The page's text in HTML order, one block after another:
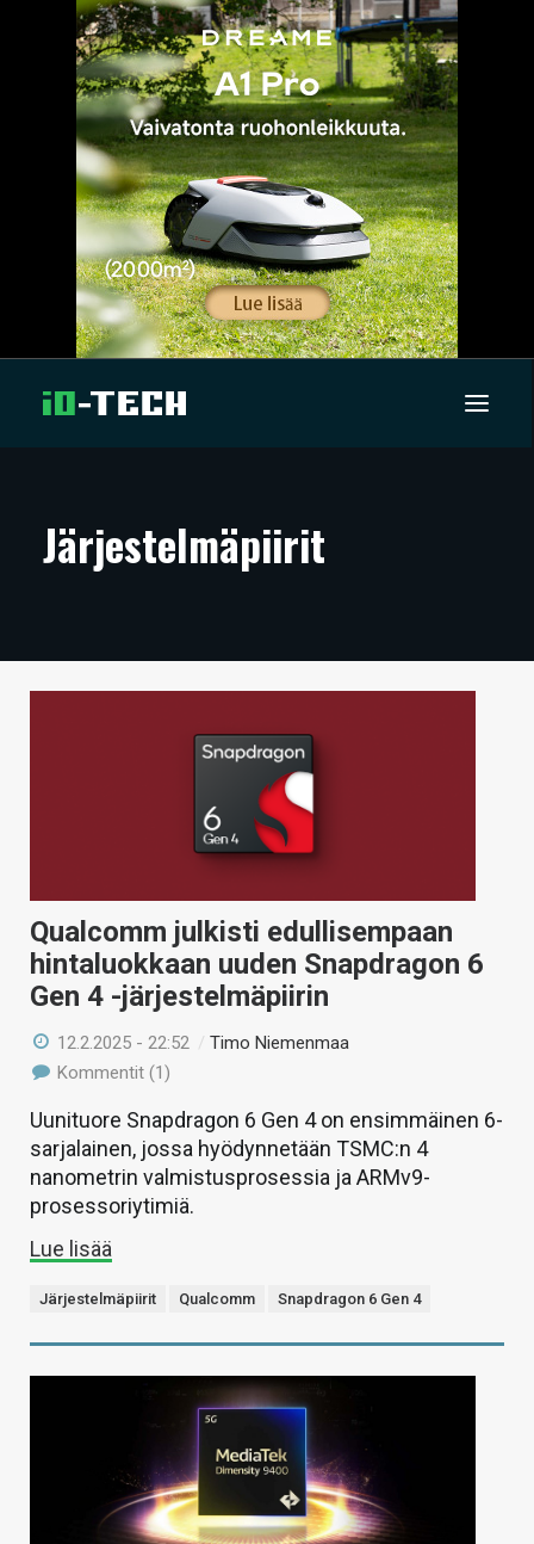
ARTIKKELIT
TECHBBS
HAKU
Järjestelmäpiirit
Qualcomm julkisti edullisempaan
hintaluokkaan uuden Snapdragon 6
Gen 4 -järjestelmäpiirin
12.2.2025 - 22:52 /Timo Niemenmaa
Kommentit (1)
Uunituore Snapdragon 6 Gen 4 on ensimmäinen 6-
sarjalainen, jossa hyödynnetään TSMC:n 4
nanometrin valmistusprosessia ja ARMv9-
prosessoriytimiä.
Lue lisää
Järjestelmäpiirit Qualcomm Snapdragon 6 Gen 4